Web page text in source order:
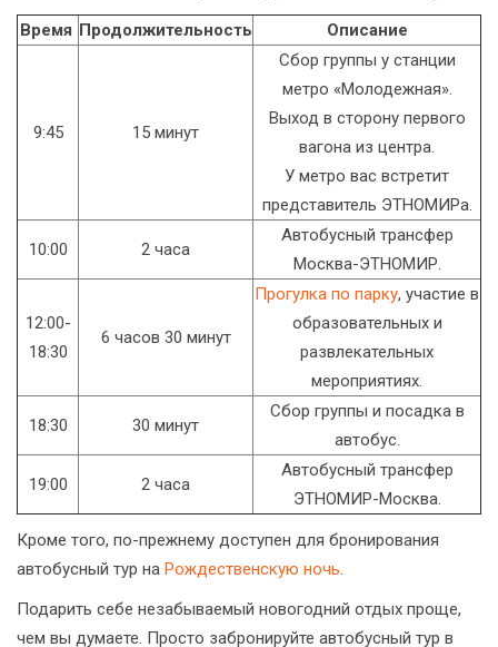
Время Продолжительность Описание
9:45 15 минут
Сбор группы у станции
метро «Молодежная».
Выход в сторону первого
вагона из центра.
У метро вас встретит
представитель ЭТНОМИРа.
10:00 2 часа
Автобусный трансфер
Москва-ЭТНОМИР.
12:00-
18:30
6 часов 30 минут
Прогулка по парку, участие в
образовательных и
развлекательных
мероприятиях.
18:30 30 минут
Сбор группы и посадка в
автобус.
19:00 2 часа
Автобусный трансфер
ЭТНОМИР-Москва.
Кроме того, по-прежнему доступен для бронирования
автобусный тур на Рождественскую ночь.
Подарить себе незабываемый новогодний отдых проще,
чем вы думаете. Просто забронируйте автобусный тур в